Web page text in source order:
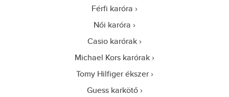
Férfi karóra
Női karóra
Casio karórak
Michael Kors karórak
Tomy Hilfiger ékszer
Guess karkötő